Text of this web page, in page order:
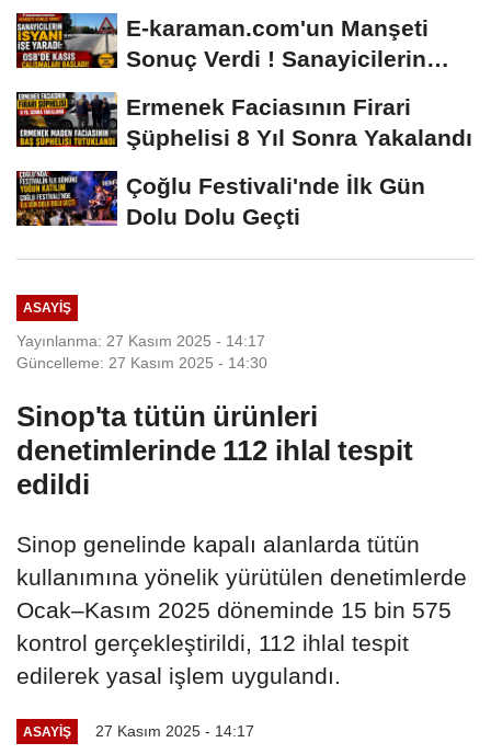
E-karaman.com'un Manşeti
Sonuç Verdi ! Sanayicilerin
Ermenek Faciasının Firari
Şüphelisi 8 Yıl Sonra Yakalandı
Çoğlu Festivali'nde İlk Gün
Dolu Dolu Geçti
ASAYIŞ
Yayınlanma: 27 Kasım 2025 - 14:17
Güncelleme: 27 Kasım 2025 - 14:30
Sinop'ta tütün ürünleri
denetimlerinde 112 ihlal tespit
edildi
Sinop genelinde kapalı alanlarda tütün
kullanımına yönelik yürütülen denetimlerde
Ocak–Kasım 2025 döneminde 15 bin 575
kontrol gerçekleştirildi, 112 ihlal tespit
edilerek yasal işlem uygulandı.
ASAYIŞ 27 Kasım 2025 - 14:17